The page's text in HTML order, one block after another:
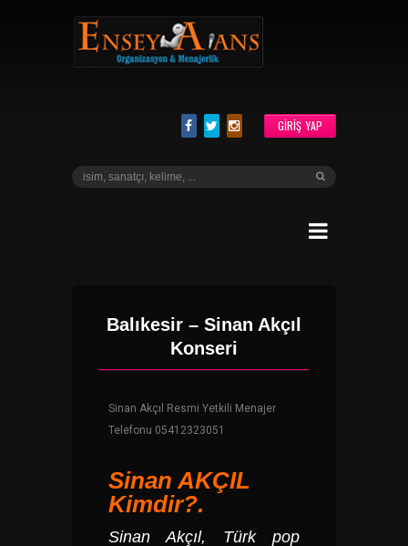
GIRIŞ YAP
Balıkesir – Sinan Akçıl
Konseri
Sinan Akçıl Resmi Yetkili Menajer
Telefonu 05412323051
Sinan AKÇIL
Kimdir?.
Sinan Akçıl, Türk pop